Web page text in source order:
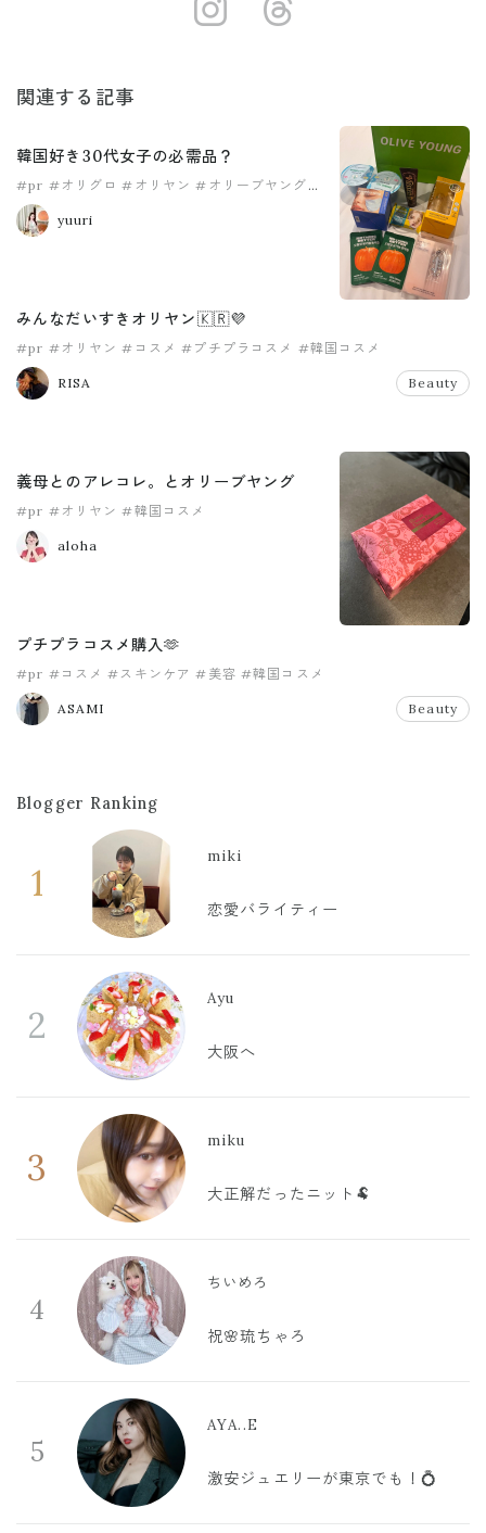
https://
関連する記事
韓国好き30代女子の必需品？
#pr #オリグロ #オリヤン #オリーブヤング
#韓コス
yuuri
みんなだいすきオリヤン🇰🇷💜
#pr #オリヤン #コスメ #プチプラコスメ #韓国コスメ
RISA Beauty
義母とのアレコレ。とオリーブヤング
#pr #オリヤン #韓国コスメ
aloha
プチプラコスメ購入🫶
#pr #コスメ #スキンケア #美容 #韓国コスメ
ASAMI Beauty
Blogger Ranking
1
miki
恋愛バライティー
2
Ayu
大阪へ
3
miku
大正解だったニット🐏
4
ちいめろ
祝🌸琉ちゃろ
5
AYA..E
激安ジュエリーが東京でも！💍